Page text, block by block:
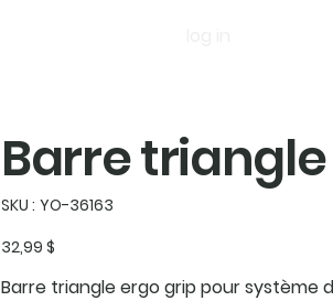
Barre
SKU : SKU
YO-
YO-36163
Prix
32,99 $
Barre triangle ergo grip pour système